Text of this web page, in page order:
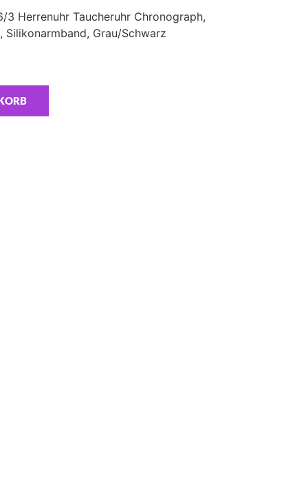
3 Herrenuhr Taucheruhr Chronograph,
Silikonarmband, Grau/Schwarz